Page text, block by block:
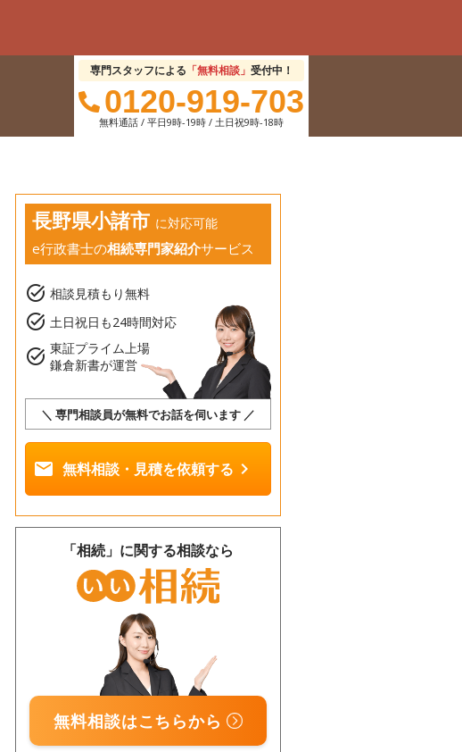
専門スタッフによる 「無料相談」 受付中！
0120-919-703
無料通話 / 平日9時-19時 / 土日祝9時-18時
長野県小諸市 に対応可能
e行政書士の相続専門家紹介サービス
task_alt 相談見積もり無料
task_alt 土日祝日も24時間対応
task_alt 東証プライム上場
鎌倉新書が運営
＼ 専門相談員が無料でお話を伺います ／
mail 無料相談・見積を依頼する chevron_right
「相続」に関する相談なら
無料相談はこちらから